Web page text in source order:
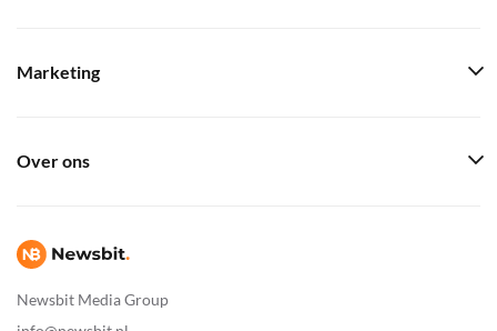
Newsbit Media Group
Marketing
Over ons